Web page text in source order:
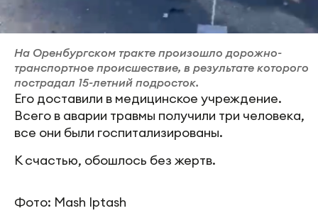
На Оренбургском тракте произошло дорожно-
транспортное происшествие, в результате которого
пострадал 15-летний подросток.
Его доставили в медицинское учреждение.
Всего в аварии травмы получили три человека,
все они были госпитализированы.
К счастью, обошлось без жертв.
Фото: Mash Iptash